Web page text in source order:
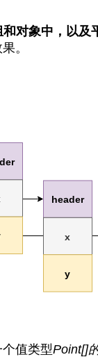
对象中，以及
。
值类型Point[]